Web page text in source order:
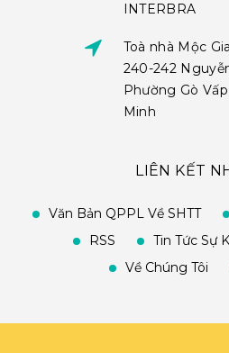
INTERBRA
Toà nhà Mộc
240-242
Phường Gò
Minh
LIÊN KẾT
Văn Bản QPPL Về SHTT
RSS
Tin Tức Sự
Về Chúng Tôi